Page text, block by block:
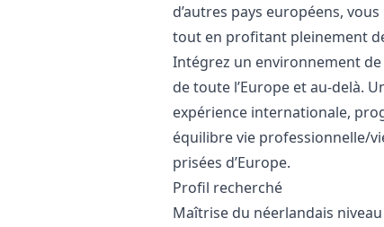
d’autres pays européens,
tout en profitant pleinement
Intégrez un environnement
de toute l’Europe et au-delà.
expérience internationale,
équilibre vie professionnelle/
prisées d’Europe.
Profil recherché
Maîtrise du néerlandais niveau